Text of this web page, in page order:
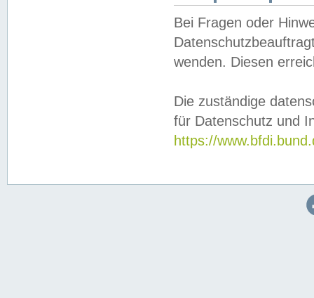
Bei Fragen oder
wenden. Diesen
Die zuständige
für Datenschutz und
https://